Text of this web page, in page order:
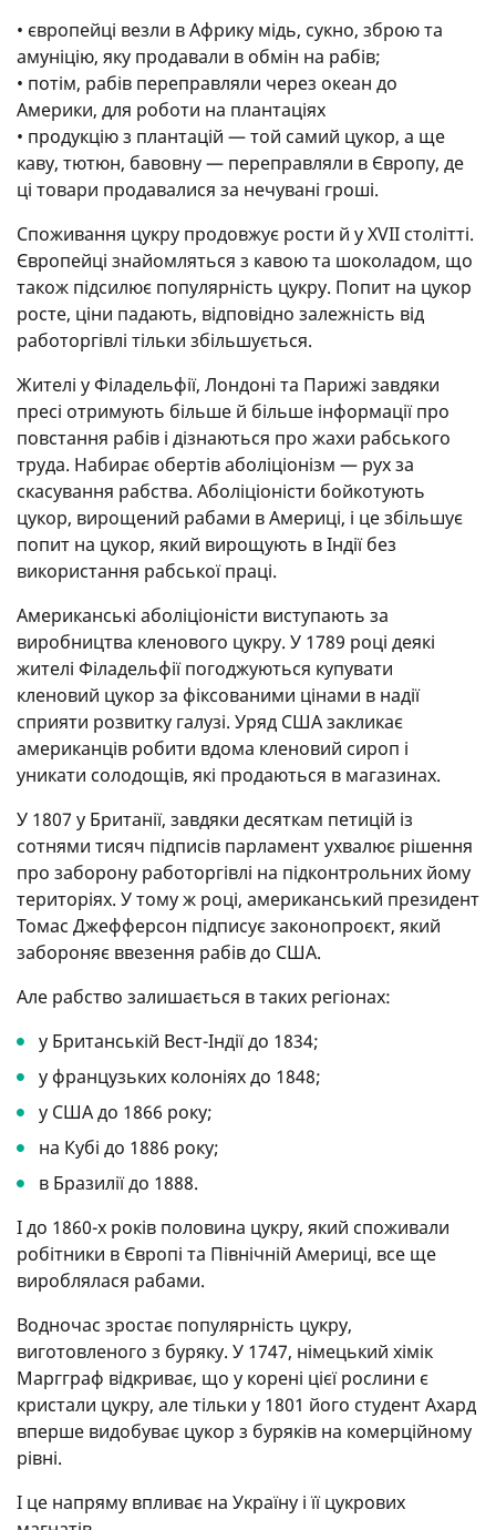
• європейці везли в Африку мідь, сукно, зброю та
амуніцію, яку продавали в обмін на рабів;
• потім, рабів переправляли через океан до
Америки, для роботи на плантаціях
• продукцію з плантацій — той самий цукор, а ще
каву, тютюн, бавовну — переправляли в Європу, де
ці товари продавалися за нечувані гроші.
Споживання цукру продовжує рости й у XVII столітті.
Європейці знайомляться з кавою та шоколадом, що
також підсилює популярність цукру. Попит на цукор
росте, ціни падають, відповідно залежність від
работоргівлі тільки збільшується.
Жителі у Філадельфії, Лондоні та Парижі завдяки
пресі отримують більше й більше інформації про
повстання рабів і дізнаються про жахи рабського
труда. Набирає обертів аболіціонізм — рух за
скасування рабства. Аболіціоністи бойкотують
цукор, вирощений рабами в Америці, і це збільшує
попит на цукор, який вирощують в Індії без
використання рабської праці.
Американські аболіціоністи виступають за
виробництва кленового цукру. У 1789 році деякі
жителі Філадельфії погоджуються купувати
кленовий цукор за фіксованими цінами в надії
сприяти розвитку галузі. Уряд США закликає
американців робити вдома кленовий сироп і
уникати солодощів, які продаються в магазинах.
У 1807 у Британії, завдяки десяткам петицій із
сотнями тисяч підписів парламент ухвалює рішення
про заборону работоргівлі на підконтрольних йому
територіях. У тому ж році, американський президент
Томас Джефферсон підписує законопроєкт, який
забороняє ввезення рабів до США.
Але рабство залишається в таких регіонах:
у Британській Вест-Індії до 1834;
у французьких колоніях до 1848;
у США до 1866 року;
на Кубі до 1886 року;
в Бразилії до 1888.
І до 1860-х років половина цукру, який споживали
робітники в Європі та Північній Америці, все ще
вироблялася рабами.
Водночас зростає популярність цукру,
виготовленого з буряку. У 1747, німецький хімік
Маргграф відкриває, що у корені цієї рослини є
кристали цукру, але тільки у 1801 його студент Ахард
вперше видобуває цукор з буряків на комерційному
рівні.
І це напряму впливає на Україну і її цукрових